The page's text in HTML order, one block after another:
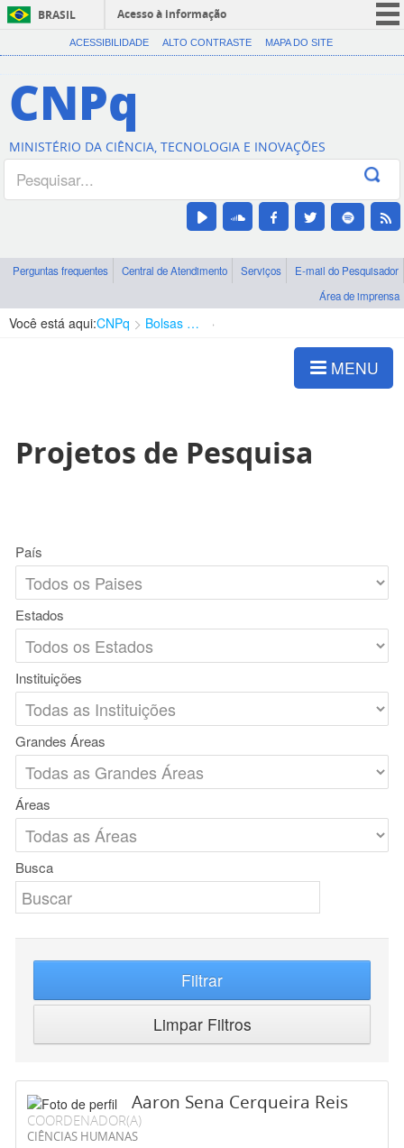
BRASIL
Acesso à informação
CORONAVÍRUS (COVID-19)
Canais
ACESSIBILIDADE ALTO CONTRASTE MAPA DO SITE
CNPq
MINISTÉRIO DA CIÊNCIA, TECNOLOGIA E INOVAÇÕES
Perguntas frequentes Central de Atendimento Serviços
E-mail do Pesquisador
Área de imprensa
Você está aqui:CNPq Bolsas e Auxílios Vigentes
MENU
Projetos de Pesquisa
País
Estados
Instituições
Grandes Áreas
Áreas
Busca
Filtrar
Limpar Filtros
Aaron Sena Cerqueira Reis
COORDENADOR(A)
CIÊNCIAS HUMANAS